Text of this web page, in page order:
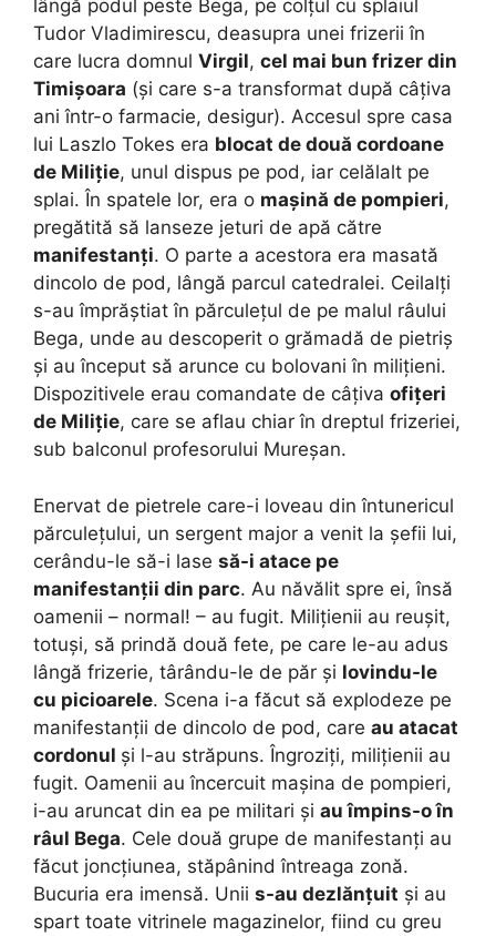
lângă podul peste Bega, pe colțul cu splaiul
Tudor Vladimirescu, deasupra unei frizerii în
care lucra domnul Virgil, cel mai bun frizer din
Timișoara (și care s-a transformat după câțiva
ani într-o farmacie, desigur). Accesul spre casa
lui Laszlo Tokes era blocat de două cordoane
de Miliție, unul dispus pe pod, iar celălalt pe
splai. În spatele lor, era o mașină de pompieri,
pregătită să lanseze jeturi de apă către
manifestanți. O parte a acestora era masată
dincolo de pod, lângă parcul catedralei. Ceilalți
s-au împrăștiat în părculețul de pe malul râului
Bega, unde au descoperit o grămadă de pietriș
și au început să arunce cu bolovani în milițieni.
Dispozitivele erau comandate de câțiva ofițeri
de Miliție, care se aflau chiar în dreptul frizeriei,
sub balconul profesorului Mureșan.
Enervat de pietrele care-i loveau din întunericul
părculețului, un sergent major a venit la șefii lui,
cerându-le să-i lase să-i atace pe
manifestanții din parc. Au năvălit spre ei, însă
oamenii – normal! – au fugit. Milițienii au reușit,
totuși, să prindă două fete, pe care le-au adus
lângă frizerie, târându-le de păr și lovindu-le
cu picioarele. Scena i-a făcut să explodeze pe
manifestanții de dincolo de pod, care au atacat
cordonul și l-au străpuns. Îngroziți, milițienii au
fugit. Oamenii au încercuit mașina de pompieri,
i-au aruncat din ea pe militari și au împins-o în
râul Bega. Cele două grupe de manifestanți au
făcut joncțiunea, stăpânind întreaga zonă.
Bucuria era imensă. Unii s-au dezlănțuit și au
spart toate vitrinele magazinelor, fiind cu greu